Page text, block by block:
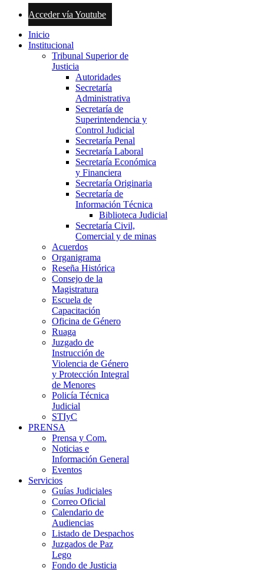
Acceder vía Youtube
Inicio
Institucional
Tribunal Superior de
Justicia
Autoridades
Secretaría
Administrativa
Secretaría de
Superintendencia y
Control Judicial
Secretaría Penal
Secretaría Laboral
Secretaría Económica
y Financiera
Secretaría Originaria
Secretaría de
Información Técnica
Biblioteca Judicial
Secretaría Civil,
Comercial y de minas
Acuerdos
Organigrama
Reseña Histórica
Consejo de la
Magistratura
Escuela de
Capacitación
Oficina de Género
Ruaga
Juzgado de
Instrucción de
Violencia de Género
y Protección Integral
de Menores
Policía Técnica
Judicial
STIyC
PRENSA
Prensa y Com.
Noticias e
Información General
Eventos
Servicios
Guías Judiciales
Correo Oficial
Calendario de
Audiencias
Listado de Despachos
Juzgados de Paz
Lego
Fondo de Justicia